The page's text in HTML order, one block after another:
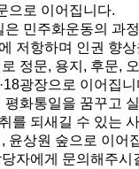
으로 이어집니다.
은 민주화운동의 과
저항하며 인권 향
정문, 용지, 후문,
광장으로 이어집니
화통일을 꿈꾸고
를 되새길 수 있는
윤상원 숲으로 이어
자에게 문의해주시